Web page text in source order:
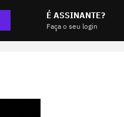
É ASSINANTE?
Faça o seu login